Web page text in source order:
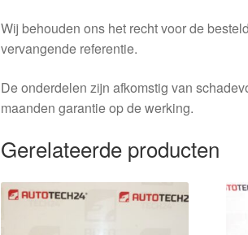
Wij behouden ons het recht voor de
vervangende referentie.
De onderdelen zijn afkomstig van
maanden garantie op de werking.
Gerelateerde producten